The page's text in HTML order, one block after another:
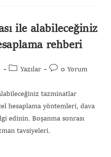
ile alabileceğiniz
rehberi
Yazılar 0 Yorum
tazminatlar
hesaplama yöntemleri, dava
edinin. Boşanma sonrası
tavsiyeleri.